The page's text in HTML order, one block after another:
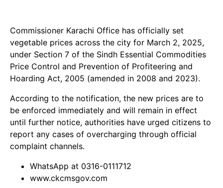
Commissioner Karachi Office has officially set
vegetable prices across the city for March 2, 2025,
under Section 7 of the Sindh Essential Commodities
Price Control and Prevention of Profiteering and
Hoarding Act, 2005 (amended in 2008 and 2023).
According to the notification, the new prices are to
be enforced immediately and will remain in effect
until further notice, authorities have urged citizens to
report any cases of overcharging through official
complaint channels.
WhatsApp at 0316-0111712
www.ckcmsgov.com